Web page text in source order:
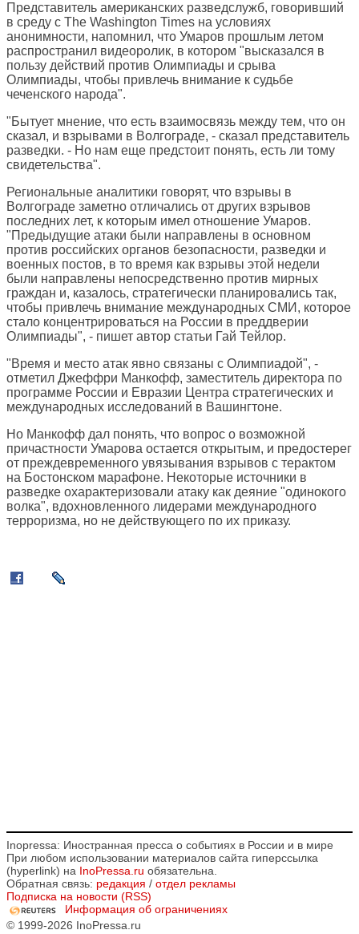
Представитель американских разведслужб, говоривший
в среду с The Washington Times на условиях
анонимности, напомнил, что Умаров прошлым летом
распространил видеоролик, в котором "высказался в
пользу действий против Олимпиады и срыва
Олимпиады, чтобы привлечь внимание к судьбе
чеченского народа".
"Бытует мнение, что есть взаимосвязь между тем, что он
сказал, и взрывами в Волгограде, - сказал представитель
разведки. - Но нам еще предстоит понять, есть ли тому
свидетельства".
Региональные аналитики говорят, что взрывы в
Волгограде заметно отличались от других взрывов
последних лет, к которым имел отношение Умаров.
"Предыдущие атаки были направлены в основном
против российских органов безопасности, разведки и
военных постов, в то время как взрывы этой недели
были направлены непосредственно против мирных
граждан и, казалось, стратегически планировались так,
чтобы привлечь внимание международных СМИ, которое
стало концентрироваться на России в преддверии
Олимпиады", - пишет автор статьи Гай Тейлор.
"Время и место атак явно связаны с Олимпиадой", -
отметил Джеффри Манкофф, заместитель директора по
программе России и Евразии Центра стратегических и
международных исследований в Вашингтоне.
Но Манкофф дал понять, что вопрос о возможной
причастности Умарова остается открытым, и предостерег
от преждевременного увязывания взрывов с терактом
на Бостонском марафоне. Некоторые источники в
разведке охарактеризовали атаку как деяние "одинокого
волка", вдохновленного лидерами международного
терроризма, но не действующего по их приказу.
Inopressa: Иностранная пресса о событиях в России и в мире
При любом использовании материалов сайта гиперссылка
(hyperlink) на InoPressa.ru обязательна.
Обратная связь: редакция / отдел рекламы
Подписка на новости (RSS)
Информация об ограничениях
© 1999-2026 InoPressa.ru